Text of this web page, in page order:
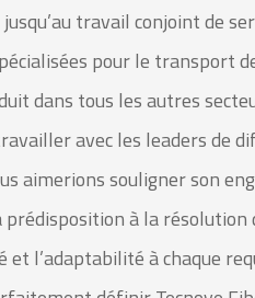
travail conjoint de
pour le transport
dans tous les autres
avec les leaders de
aimerions souligner son
prédisposition à la résolution
l’adaptabilité à chaque